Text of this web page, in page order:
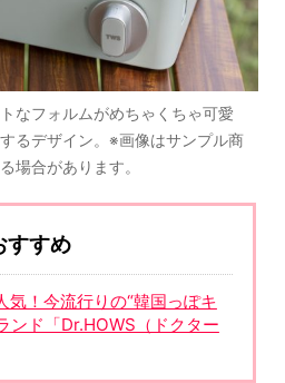
なフォルムがめちゃくちゃ可愛
るデザイン。※画像はサンプル商
場合があります。
すすめ
気！今流行りの“韓国っぽキ
ンド「Dr.HOWS（ドクター